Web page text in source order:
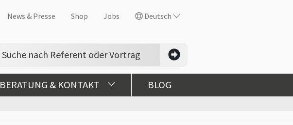
News & Presse Shop Jobs Deutsch
BERATUNG & KONTAKT BLOG